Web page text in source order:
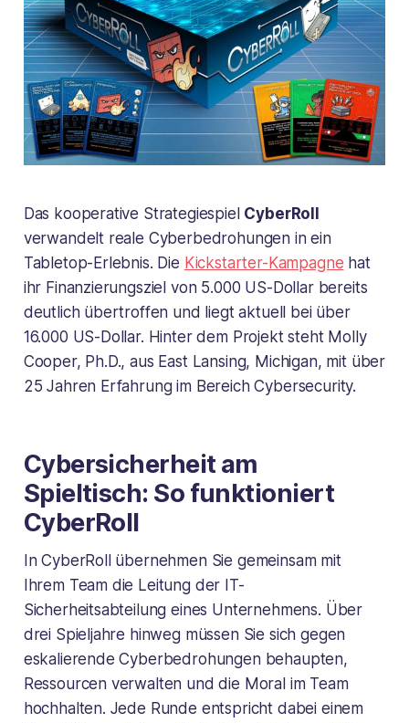
Das kooperative Strategiespiel CyberRoll
verwandelt reale Cyberbedrohungen in ein
Tabletop-Erlebnis. Die Kickstarter-Kampagne hat
ihr Finanzierungsziel von 5.000 US-Dollar bereits
deutlich übertroffen und liegt aktuell bei über
16.000 US-Dollar. Hinter dem Projekt steht Molly
Cooper, Ph.D., aus East Lansing, Michigan, mit über
25 Jahren Erfahrung im Bereich Cybersecurity.
Cybersicherheit am
Spieltisch: So funktioniert
CyberRoll
In CyberRoll übernehmen Sie gemeinsam mit
Ihrem Team die Leitung der IT-
Sicherheitsabteilung eines Unternehmens. Über
drei Spieljahre hinweg müssen Sie sich gegen
eskalierende Cyberbedrohungen behaupten,
Ressourcen verwalten und die Moral im Team
hochhalten. Jede Runde entspricht dabei einem